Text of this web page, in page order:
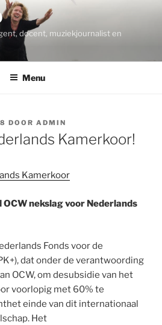
docent, muziekjournalist en
Menu
DOOR ADMIN
Kamerkoor!
Kamerkoor
OCW nekslag voor Nederlands
Fonds voor de
dat onder de verantwoording
OCW, om desubsidie van het
voorlopig met 60% te
einde van dit internationaal
Het